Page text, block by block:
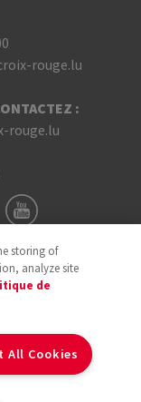
rouge.lu
:
rouge.lu
storing of
analyze site
de
All Cookies